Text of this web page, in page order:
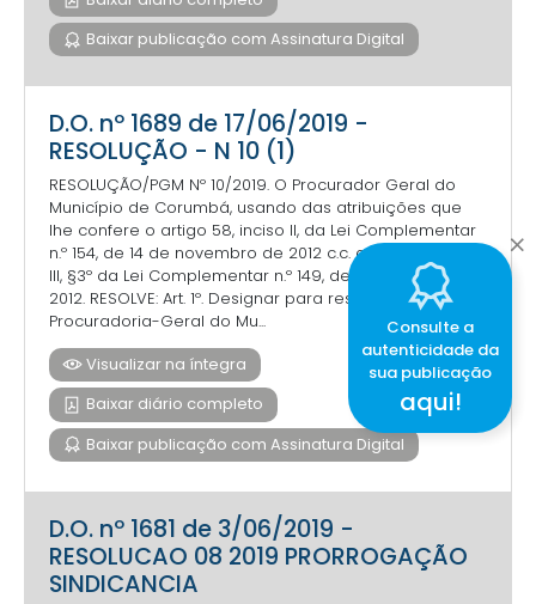
Baixar publicação com Assinatura Digital
D.O. nº 1689 de 17/06/2019 -
RESOLUÇÃO - N 10 (1)
RESOLUÇÃO/PGM Nº 10/2019. O Procurador Geral do
Município de Corumbá, usando das atribuições que
lhe confere o artigo 58, inciso II, da Lei Complementar
n.º 154, de 14 de novembro de 2012 c.c. artigo 12, i­nciso
III, §3º da Lei Complementar n.º 149, de 4 de abril de
2012. RESOLVE: Art. 1º. Designar para responder pela
Procuradoria-Geral do Mu...
Visualizar na íntegra
Baixar diário completo
Baixar publicação com Assinatura Digital
D.O. nº 1681 de 3/06/2019 -
RESOLUCAO 08 2019 PRORROGAÇÃO
SINDICANCIA
Consulte a
autenticidade da
sua publicação
aqui!